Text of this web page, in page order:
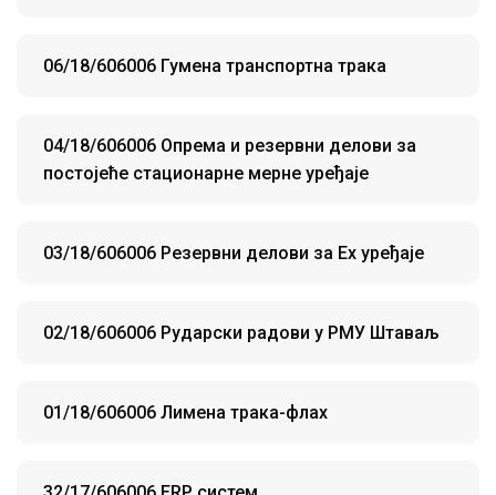
06/18/606006 Гумена транспортна трака
04/18/606006 Опрема и резервни делови за
постојеће стационарне мерне уређаје
03/18/606006 Резервни делови за Ех уређаје
02/18/606006 Рударски радови у РМУ Штаваљ
01/18/606006 Лимена трака-флах